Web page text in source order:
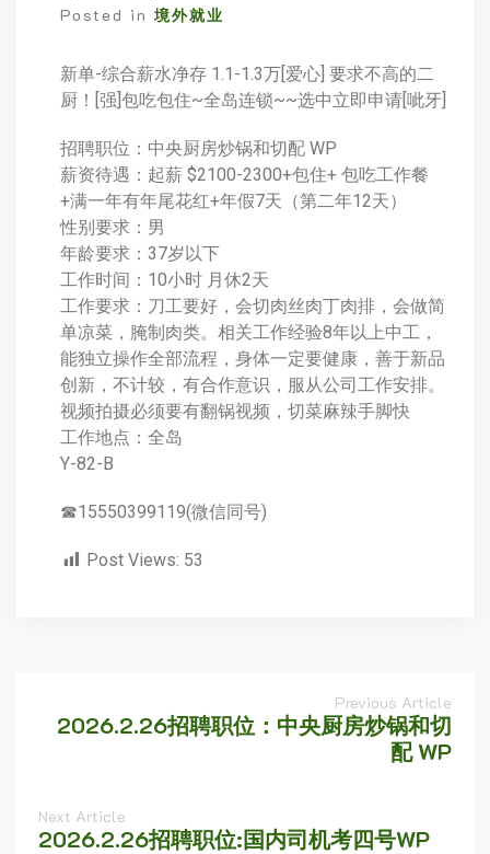
Posted in 境外就业
新单-综合薪水净存 1.1-1.3万[爱心] 要求不高的二
厨！[强]包吃包住~全岛连锁~~选中立即申请[呲牙]
招聘职位：中央厨房炒锅和切配 WP
薪资待遇：起薪 $2100-2300+包住+ 包吃工作餐
+满一年有年尾花红+年假7天（第二年12天）
性别要求：男
年龄要求：37岁以下
工作时间：10小时 月休2天
工作要求：刀工要好，会切肉丝肉丁肉排，会做简
单凉菜，腌制肉类。相关工作经验8年以上中工，
能独立操作全部流程，身体一定要健康，善于新品
创新，不计较，有合作意识，服从公司工作安排。
视频拍摄必须要有翻锅视频，切菜麻辣手脚快
工作地点：全岛
Y-82-B
☎15550399119(微信同号)
Post Views: 53
Previous Article
2026.2.26招聘职位：中央厨房炒锅和切
配 WP
Next Article
2026.2.26招聘职位:国内司机考四号WP